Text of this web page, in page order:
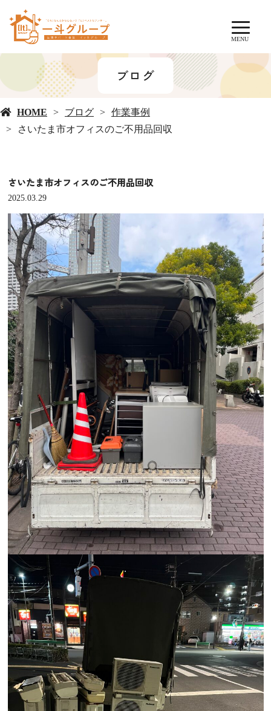
MENU
ブログ
HOME ブログ
作業事例
さいたま市オフィスのご不用品回収
さいたま市オフィスのご不用品回収
2025.03.29